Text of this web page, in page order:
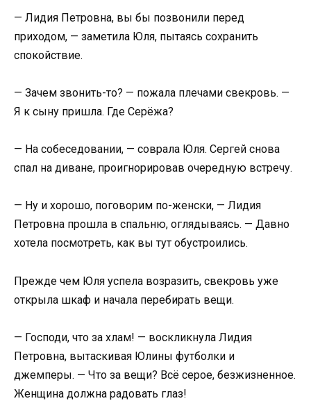
— Лидия Петровна, вы бы позвонили перед
приходом, — заметила Юля, пытаясь сохранить
спокойствие.
— Зачем звонить-то? — пожала плечами свекровь. —
Я к сыну пришла. Где Серёжа?
— На собеседовании, — соврала Юля. Сергей снова
спал на диване, проигнорировав очередную встречу.
— Ну и хорошо, поговорим по-женски, — Лидия
Петровна прошла в спальню, оглядываясь. — Давно
хотела посмотреть, как вы тут обустроились.
Прежде чем Юля успела возразить, свекровь уже
открыла шкаф и начала перебирать вещи.
— Господи, что за хлам! — воскликнула Лидия
Петровна, вытаскивая Юлины футболки и
джемперы. — Что за вещи? Всё серое, безжизненное.
Женщина должна радовать глаз!